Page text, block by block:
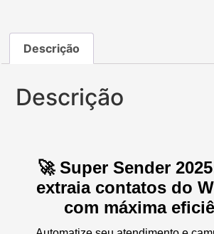
Descrição
Descrição
🚀 Super Sender
extraia contatos do
com máxima